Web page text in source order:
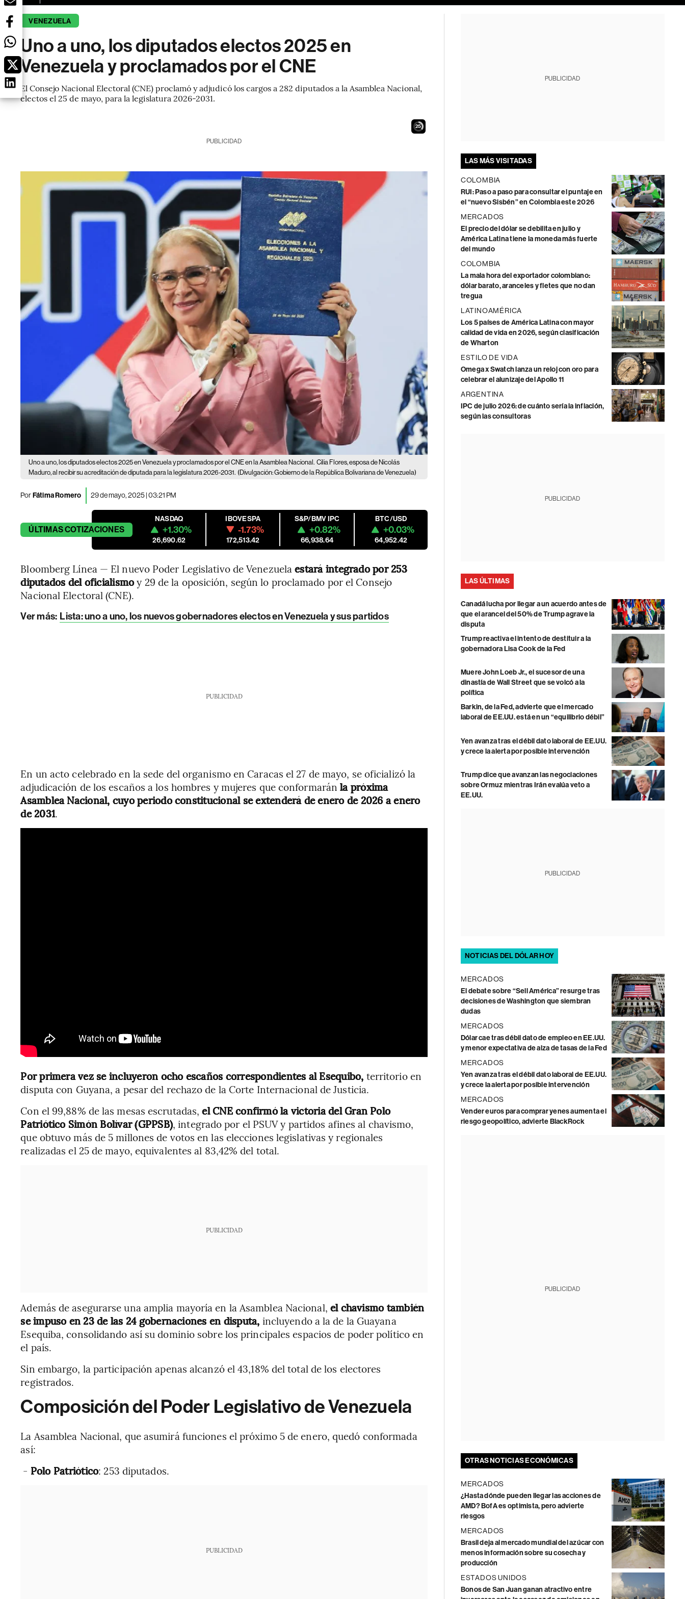
VENEZUELA
Uno a uno, los diputados electos 2025 en
Venezuela y proclamados por el CNE
El Consejo Nacional Electoral (CNE) proclamó y adjudicó los cargos a 282 diputados a la Asamblea Nacional,
electos el 25 de mayo, para la legislatura 2026-2031.
24
PUBLICIDAD
Uno a uno, los diputados electos 2025 en Venezuela y proclamados por el CNE en la Asamblea Nacional. Cilia Flores, esposa de Nicolás
Maduro, al recibir su acreditación de diputada para la legislatura 2026-2031. (Divulgación: Gobierno de la República Bolivariana de Venezuela)
PorFátima Romero 29 de mayo, 2025 | 03:21 PM
ÚLTIMASCOTIZACIONES
NASDAQ
+1.30%
26,690.62
IBOVESPA
-1.73%
172,513.42
S&P/BMV IPC
+0.82%
66,938.64
BTC/USD
+0.03%
64,952.42
Bloomberg Línea — El nuevo Poder Legislativo de Venezuelaestará integrado por 253
diputados del oficialismoy 29 de la oposición, según lo proclamado por el Consejo
Nacional Electoral (CNE).
Ver más: Lista: uno a uno, los nuevos gobernadores electos en Venezuela y sus partidos
PUBLICIDAD
En un acto celebrado en la sede del organismo en Caracas el 27 de mayo, se oficializó la
adjudicación de los escaños a los hombres y mujeres que conformaránla próxima
Asamblea Nacional, cuyo periodo constitucional se extenderá de enero de 2026 a enero
de 2031.
Por primera vez se incluyeron ocho escaños correspondientes al Esequibo, territorio en
disputa con Guyana, a pesar del rechazo de la Corte Internacional de Justicia.
Con el 99,88% de las mesas escrutadas, el CNE confirmó la victoria del Gran Polo
Patriótico Simón Bolívar (GPPSB), integrado por el PSUV y partidos afines al chavismo,
que obtuvo más de 5 millones de votos en las elecciones legislativas y regionales
realizadas el 25 de mayo, equivalentes al 83,42% del total.
PUBLICIDAD
Además de asegurarse una amplia mayoría en la Asamblea Nacional, el chavismo también
se impuso en 23 de las 24 gobernaciones en disputa, incluyendo a la de la Guayana
Esequiba, consolidando así su dominio sobre los principales espacios de poder político en
el país.
Sin embargo, la participación apenas alcanzó el 43,18% del total de los electores
registrados.
Composición del Poder Legislativo de Venezuela
La Asamblea Nacional, que asumirá funciones el próximo 5 de enero, quedó conformada
así:
- Polo Patriótico: 253 diputados.
PUBLICIDAD
PUBLICIDAD
LAS MÁS VISITADAS
COLOMBIA
RUI: Paso a paso para consultar el puntaje en
el “nuevo Sisbén” en Colombia este 2026
MERCADOS
El precio del dólar se debilita en julio y
América Latina tiene la moneda más fuerte
del mundo
COLOMBIA
La mala hora del exportador colombiano:
dólar barato, aranceles y fletes que no dan
tregua
LATINOAMÉRICA
Los 5 países de América Latina con mayor
calidad de vida en 2026, según clasificación
de Wharton
ESTILO DE VIDA
Omega x Swatch lanza un reloj con oro para
celebrar el alunizaje del Apollo 11
ARGENTINA
IPC de julio 2026: de cuánto sería la inflación,
según las consultoras
PUBLICIDAD
LAS ÚLTIMAS
Canadá lucha por llegar a un acuerdo antes de
que el arancel del 50% de Trump agrave la
disputa
Trump reactiva el intento de destituir a la
gobernadora Lisa Cook de la Fed
Muere John Loeb Jr., el sucesor de una
dinastía de Wall Street que se volcó a la
política
Barkin, de la Fed, advierte que el mercado
laboral de EE.UU. está en un “equilibrio débil”
Yen avanza tras el débil dato laboral de EE.UU.
y crece la alerta por posible intervención
Trump dice que avanzan las negociaciones
sobre Ormuz mientras Irán evalúa veto a
EE.UU.
PUBLICIDAD
NOTICIAS DEL DÓLAR HOY
MERCADOS
El debate sobre “Sell América” resurge tras
decisiones de Washington que siembran
dudas
MERCADOS
Dólar cae tras débil dato de empleo en EE.UU.
y menor expectativa de alza de tasas de la Fed
MERCADOS
Yen avanza tras el débil dato laboral de EE.UU.
y crece la alerta por posible intervención
MERCADOS
Vender euros para comprar yenes aumenta el
riesgo geopolítico, advierte BlackRock
PUBLICIDAD
OTRAS NOTICIAS ECONÓMICAS
MERCADOS
¿Hasta dónde pueden llegar las acciones de
AMD? BofA es optimista, pero advierte
riesgos
MERCADOS
Brasil deja al mercado mundial del azúcar con
menos información sobre su cosecha y
producción
ESTADOS UNIDOS
Bonos de San Juan ganan atractivo entre